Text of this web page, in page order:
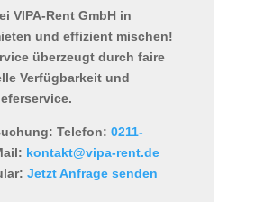
VIPA-Rent GmbH in
und effizient mischen!
überzeugt durch faire
Verfügbarkeit und
Telefon: 0211-
kontakt@vipa-rent.de
Jetzt Anfrage senden